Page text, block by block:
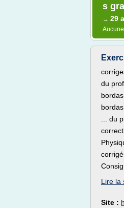
s
→ 29
du
bordas
... du
Lire la
Site :